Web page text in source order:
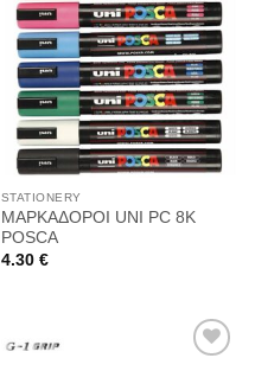
Προσθήκη
στη
Wishlist
STATIONERY
ΜΑΡΚΑΔΟΡΟΙ UNI PC 8K
POSCA
4.30 €